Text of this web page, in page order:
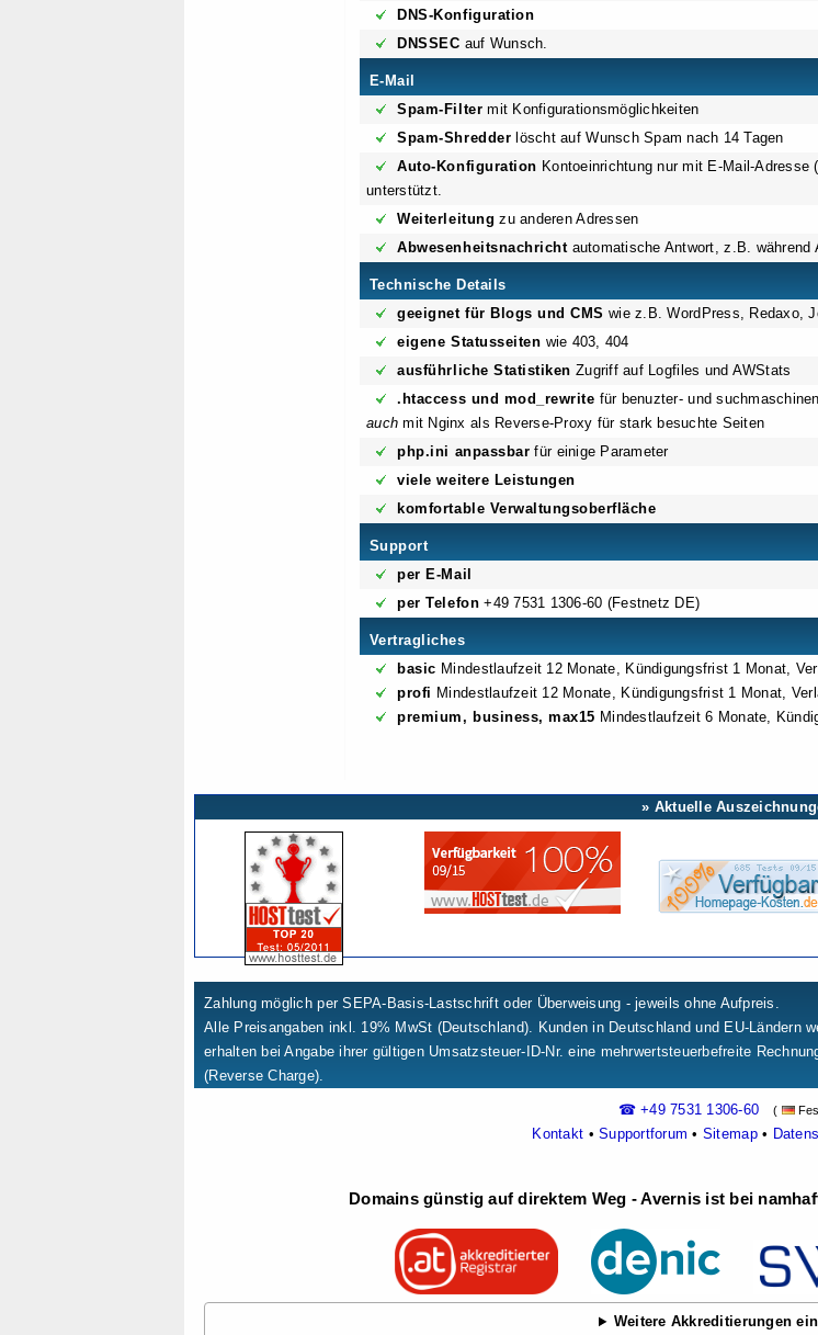
DNS-Konfiguration
DNSSEC auf Wunsch.
E-Mail
Spam-Filter mit Konfigurationsmöglichkeiten
Spam-Shredder löscht auf Wunsch Spam nach 14 Tagen
Auto-Konfiguration Kontoeinrichtung nur mit E-Mail-
unterstützt.
Weiterleitung zu anderen Adressen
Abwesenheitsnachrichtautomatische Antwort, z.B. während
Technische Details
geeignet für Blogs und CMS wie z.B. WordPress, Redaxo,
eigene Statusseiten wie 403, 404
ausführliche Statistiken Zugriff auf Logfiles und AWStats
.htaccess und mod_rewrite für benuzter- und
auch mit Nginx als Reverse-Proxy für stark besuchte Seiten
php.ini anpassbar für einige Parameter
viele weitere Leistungen
komfortable Verwaltungsoberfläche
Support
per E-Mail
per Telefon +49 7531 1306-60 (Festnetz DE)
Vertragliches
basic Mindestlaufzeit 12 Monate, Kündigungsfrist 1 Monat,
profi Mindestlaufzeit 12 Monate, Kündigungsfrist 1 Monat,
premium, business, max15 Mindestlaufzeit 6 Monate,
» Aktuelle
Zahlung möglich per SEPA-Basis-Lastschrift oder Überweisung - jeweils ohne Aufpreis.
Alle Preisangaben inkl. 19% MwSt (Deutschland). Kunden in Deutschland und EU-Ländern
erhalten bei Angabe ihrer gültigen Umsatzsteuer-ID-Nr. eine mehrwertsteuerbefreite
(Reverse Charge).
☎ +49 7531 1306-60 (
Kontakt •Supportforum • Sitemap•
Domains günstig auf direktem Weg - Avernis ist bei
Weitere Akkreditierungen